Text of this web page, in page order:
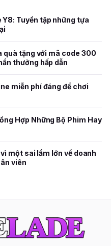
Tuyển tập những tựa
quà tặng với mã code 300
thưởng hấp dẫn
miễn phí đáng để chơi
Hợp Những Bộ Phim Hay
một sai lầm lớn về doanh
viên